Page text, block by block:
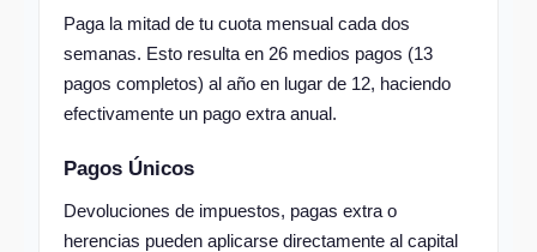
Paga la mitad de tu cuota mensual cada dos
semanas. Esto resulta en 26 medios pagos (13
pagos completos) al año en lugar de 12, haciendo
efectivamente un pago extra anual.
Pagos Únicos
Devoluciones de impuestos, pagas extra o
herencias pueden aplicarse directamente al capital